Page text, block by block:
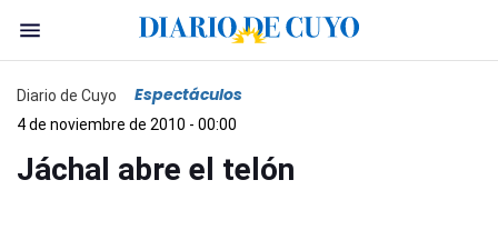
Diario de Cuyo Espectáculos
4 de noviembre de 2010 - 00:00
Jáchal abre el telón